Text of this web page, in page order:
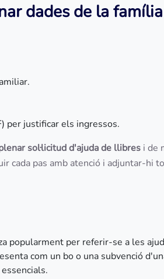
dades de la
per justificar els ingressos.
sol·licitud d'ajuda de llibres i de
cada pas amb atenció i adjuntar-hi
popularment per referir-se a les
com un bo o una subvenció